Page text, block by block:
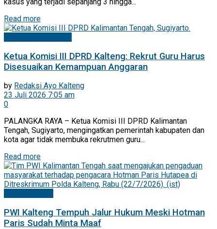
Read more
Ketua Komisi III DPRD Kalteng: Rekrut Guru Harus
Disesuaikan Kemampuan Anggaran
by Redaksi Ayo Kalteng
23 Juli 2026 7:05 am
0
PALANGKA RAYA – Ketua Komisi III DPRD Kalimantan
Tengah, Sugiyarto, mengingatkan pemerintah kabupaten dan
kota agar tidak membuka rekrutmen guru...
Read more
PWI Kalteng Tempuh Jalur Hukum Meski Hotman
Paris Sudah Minta Maaf